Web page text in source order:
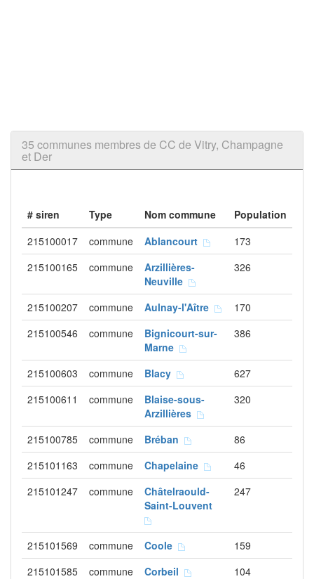
35 communes membres de CC de Vitry, Champagne
et Der
# siren Type Nom commune
Population
215100017
commune Ablancourt
173
215100165
commune
Arzillières-
Neuville
326
215100207 commune Aulnay-l'Aître
170
215100546
commune
Bignicourt-sur-
Marne
386
215100603 commune Blacy
627
215100611
commune
Blaise-sous-
Arzillières
320
215100785 commune Bréban
86
215101163
commune Chapelaine
46
215101247
commune
Châtelraould-
Saint-Louvent
247
215101569 commune Coole
159
215101585
commune Corbeil
104